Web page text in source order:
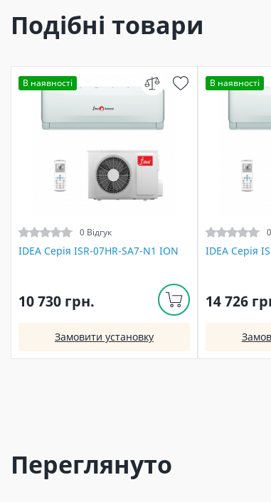
Подібні товари
В наявності
0 Відгук
IDEA Серія ISR-07HR-SA7-N1 ION
10 730 грн.
Замовити установку
В наявності
IDEA Серія
14 726
Переглянуто